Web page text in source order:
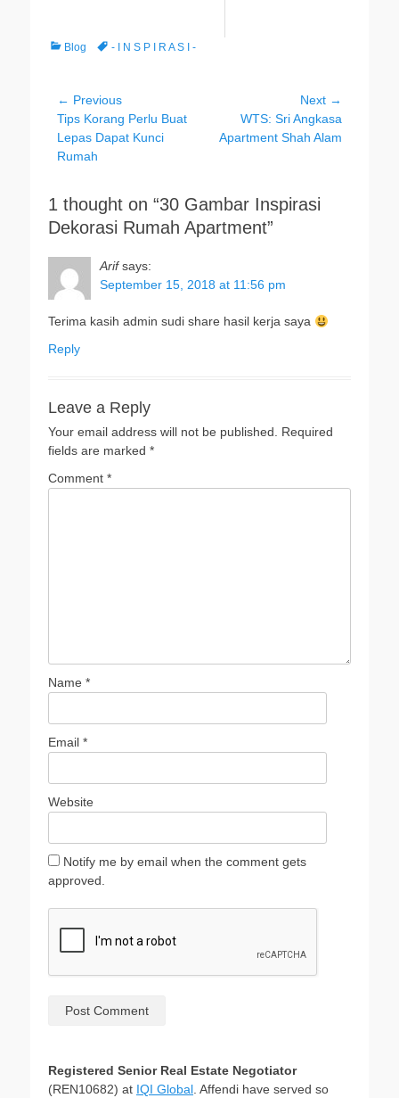
Categories
Blog Tags- I N S P I R A S I -
Post
navigation
← Previous
Previous
post:
Tips Korang Perlu Buat
Lepas Dapat Kunci
Rumah
Next →
post:
WTS: Sri Angkasa
Apartment Shah Alam
1 thought on “30 Gambar Inspirasi
Dekorasi Rumah Apartment”
Arif says:
September 15, 2018 at 11:56 pm
Terima kasih admin sudi share hasil kerja saya
Reply
Leave a Reply
Your email address will not be published. Required
fields are marked *
Comment *
Name *
Email *
Website
Notify me by email when the comment gets
approved.
Registered Senior Real Estate Negotiator
(REN10682) at IQI Global. Affendi have served so